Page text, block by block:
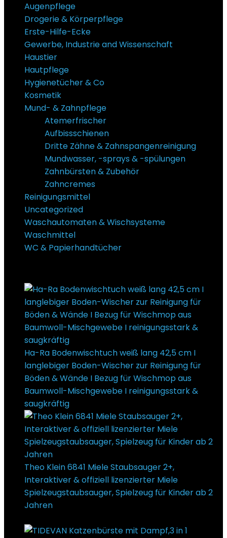
Augenpflege
Drogerie & Körperpflege
Erste-Hilfe-Ecke
Gewerbe, Industrie and Wissenschaft
Haustier
Hautpflege
Hygienetücher & Co
Kosmetik
Mund- & Zahnpflege
Atemerfrischer
Aufbissschienen
Dritte Zähne & Zahnspangenreinigung
Mundwasser, -sprays & -spülungen
Zahnbürsten & Zubehör
Zahncremes
Reinigungsmittel
Uncategorized
Waschautomaten & Wischsysteme
Waschmittel
WC & Papierhandtücher
Ha-Ra Bodenwischtuch weiß lang 42,5 cm I
langlebiger Boden-Wischer zur Reinigung für
Böden & Wände I Bezug für Wischmop aus
Baumwoll-Mischgewebe I reinigungsstark &
saugkräftig
Theo Klein 6841 Miele Staubsauger 2+,
Interaktiver & offiziell lizenzierter Miele
Spielzeugstaubsauger, Spielzeug für Kinder ab 2
Jahren